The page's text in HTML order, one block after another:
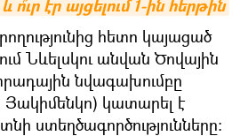
էր այցելում 1-ին հերթին
հետո կայացած
Նևելսկու անվան Ծովային
նվագախումբը
Յակիմենկո) կատարել է
ստեղծագործությունները։